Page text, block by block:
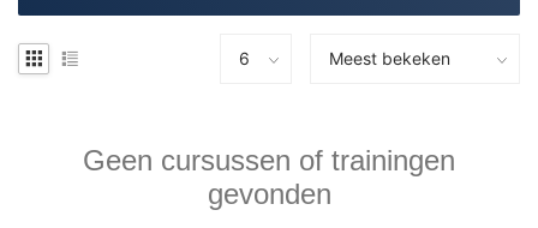
Geen cursussen of trainingen
gevonden